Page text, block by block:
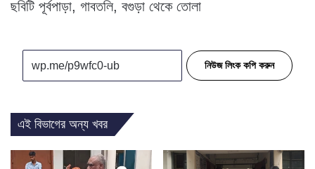
ছবিটি পূর্বপাড়া, গাবতলি, বগুড়া থেকে তোলা
নিউজ লিংক কপি করুন
এই বিভাগের অন্য খবর